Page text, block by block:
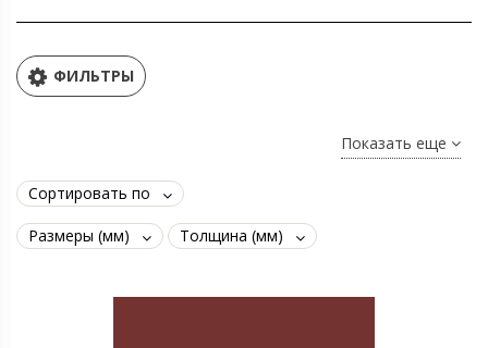
ФИЛЬТРЫ
Показать еще
Сортировать по
Размеры (мм) Толщина (мм)